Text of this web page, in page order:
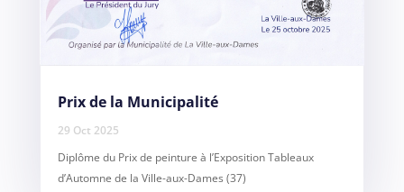
Prix de la Municipalité
29 Oct 2025
Diplôme du Prix de peinture à l’Exposition Tableaux
d’Automne de la Ville-aux-Dames (37)